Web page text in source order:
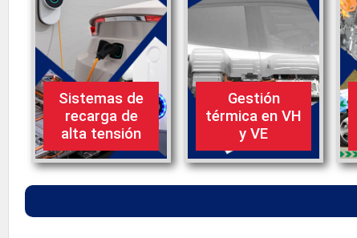
Sistemas de
recarga de
alta tensión
Gestión
térmica en VH
y VE